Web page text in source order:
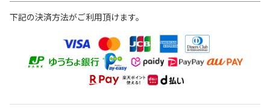
下記の決済方法がご利用頂けます。